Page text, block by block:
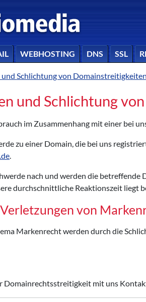
WEBHOSTING DNS SSL
und Schlichtung von
und Schlichtung
im Zusammenhang mit einer bei
zu einer Domain, die bei uns
.
nach und werden die
durchschnittliche Reaktionszeit liegt
von
Markenrecht werden durch die
Domainrechtsstreitigkeit mit uns